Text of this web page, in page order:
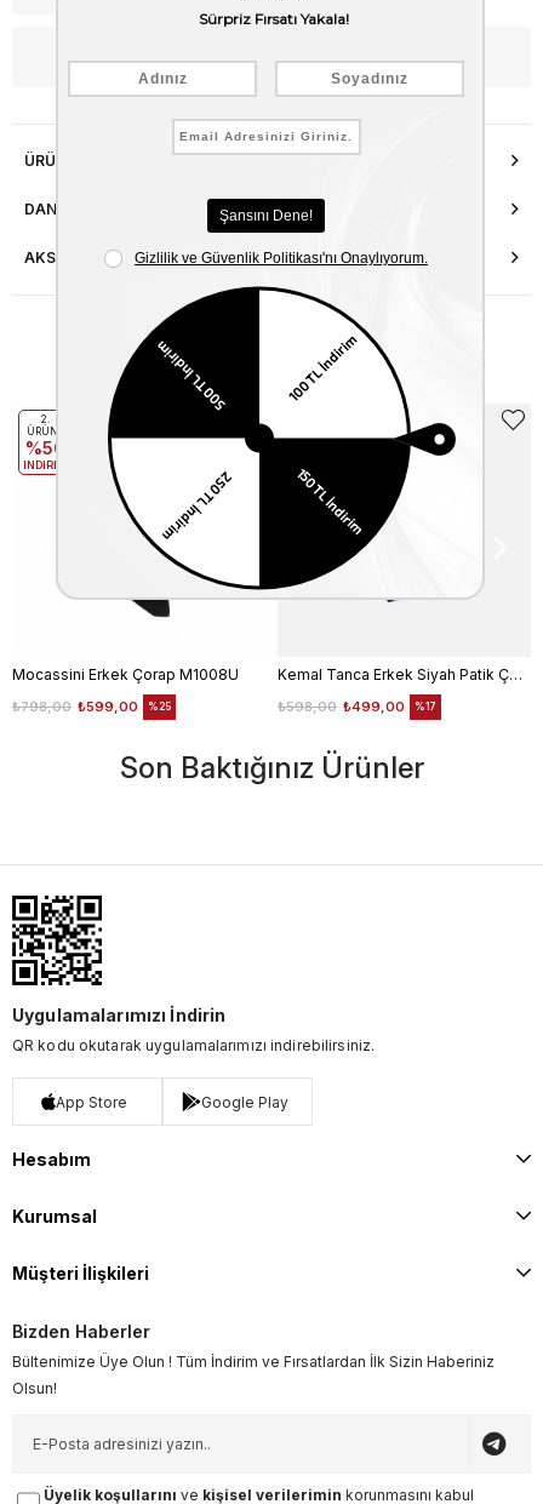
WhatsApp’tan Bilgi Al
ÜRÜN ÖZELLIKLERI
DANIŞMA HATTI
AKSESUAR ONARIMI
Benzer Ürünler
Mocassini Erkek Çorap M1008U
₺599,00
₺798,00 %25
2.
ÜRÜNE
%50
INDIRIM
Kemal Tanca Erkek Siyah Patik Çorap
₺499,00
₺598,00 %17
Son Baktığınız Ürünler
Uygulamalarımızı İndirin
QR kodu okutarak uygulamalarımızı indirebilirsiniz.
App Store Google Play
Hesabım
Kurumsal
Müşteri İlişkileri
Bizden Haberler
Bültenimize Üye Olun ! Tüm İndirim ve Fırsatlardan İlk Sizin Haberiniz
Olsun!
Üyelik koşullarını ve kişisel verilerimin korunmasını kabul